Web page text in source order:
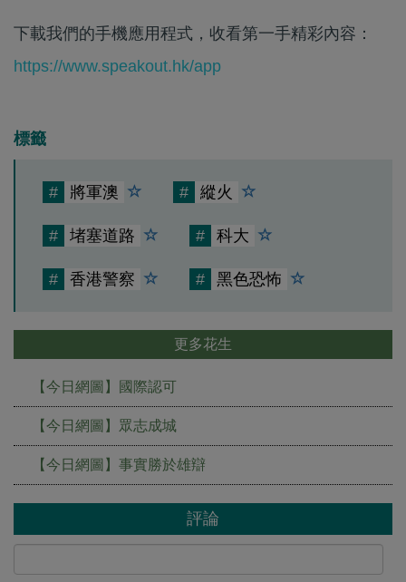
下載我們的手機應用程式，收看第一手精彩內容：
https://www.speakout.hk/app
標籤
# 將軍澳 # 縱火
# 堵塞道路 # 科大
# 香港警察 # 黑色恐怖
更多花生
【今日網圖】國際認可
【今日網圖】眾志成城
【今日網圖】事實勝於雄辯
評論